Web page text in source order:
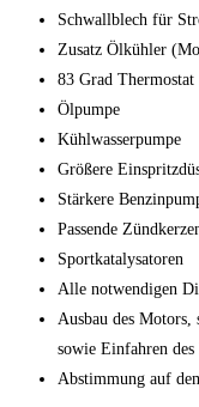
Schwallblech für
Zusatz Ölkühler
83 Grad Thermostat
Ölpumpe
Kühlwasserpumpe
Größere
Stärkere
Passende
Sportkatalysatoren
Alle notwendigen
Ausbau des
sowie Einfahren
Abstimmung auf